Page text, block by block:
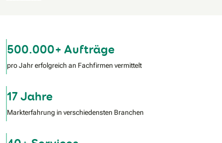
500.000+ Aufträge
pro Jahr erfolgreich an Fachfirmen vermittelt
17 Jahre
Markterfahrung in verschiedensten Branchen